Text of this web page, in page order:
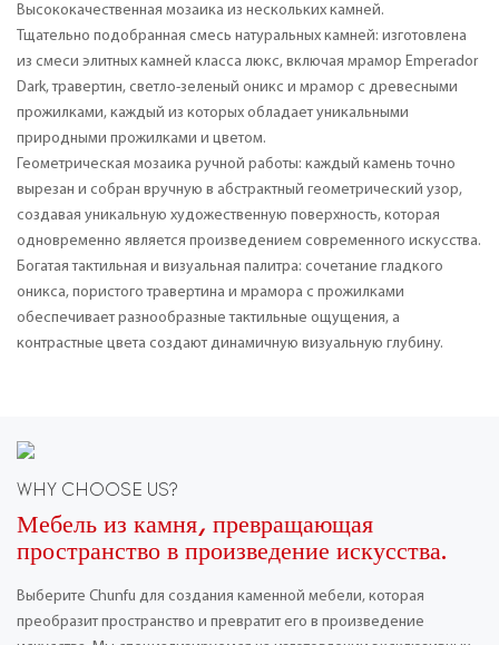
Высококачественная мозаика из нескольких камней.
Тщательно подобранная смесь натуральных камней: изготовлена ​​
из смеси элитных камней класса люкс, включая мрамор Emperador
Dark, травертин, светло-зеленый оникс и мрамор с древесными
прожилками, каждый из которых обладает уникальными
природными прожилками и цветом.
Геометрическая мозаика ручной работы: каждый камень точно
вырезан и собран вручную в абстрактный геометрический узор,
создавая уникальную художественную поверхность, которая
одновременно является произведением современного искусства.
Богатая тактильная и визуальная палитра: сочетание гладкого
оникса, пористого травертина и мрамора с прожилками
обеспечивает разнообразные тактильные ощущения, а
контрастные цвета создают динамичную визуальную глубину.
WHY CHOOSE US?
Мебель из камня, превращающая
пространство в произведение искусства.
Выберите Chunfu для создания каменной мебели, которая
преобразит пространство и превратит его в произведение